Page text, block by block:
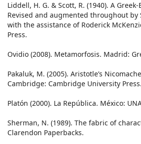
Liddell, H. G. & Scott, R. (1940). A
Revised and augmented throughout by
with the assistance of Roderick
Press.
Ovidio (2008). Metamorfosis. Madrid:
Pakaluk, M. (2005). Aristotle’s
Cambridge: Cambridge University Press.
Platón (2000). La República. México:
Sherman, N. (1989). The fabric of
Clarendon Paperbacks.